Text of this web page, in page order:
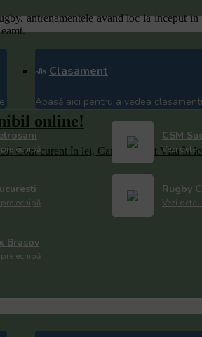
Clasament
Apasă aici pentru a vedea
echipă
CSM
Vezi
echipă
Rugby
Vezi
Brasov
echipă
antrenamentele avand loc la inceput
online!
Cont curent în lei, Card de debit Visa în